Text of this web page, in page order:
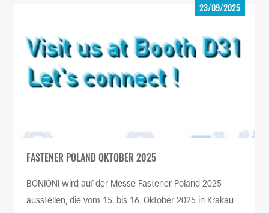
FASTENER POLAND OKTOBER 2025
BONIONI wird auf der Messe Fastener Poland 2025
ausstellen, die vom 15. bis 16. Oktober 2025 in Krakau
23/09/2025